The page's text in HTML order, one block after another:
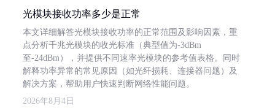
光模块接收功率多少是正常
本文详细解答光模块接收功率的正常范围及影响因素，重
点分析千兆光模块的收光标准（典型值为-3dBm
至-24dBm），并提供不同速率光模块的参考值表格。同时
解释功率异常的常见原因（如光纤损耗、连接器问题）及
解决方案，帮助用户快速判断网络性能问题。
2026年8月4日